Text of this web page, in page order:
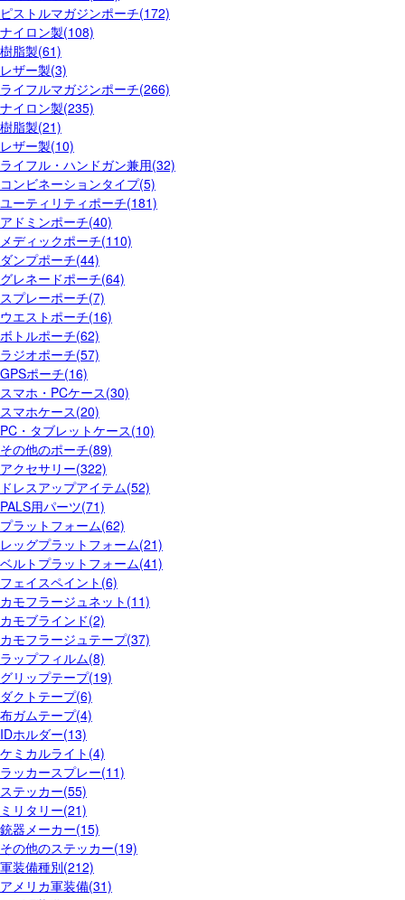
ピストルマガジンポーチ(172)
ナイロン製(108)
樹脂製(61)
レザー製(3)
ライフルマガジンポーチ(266)
ナイロン製(235)
樹脂製(21)
レザー製(10)
ライフル・ハンドガン兼用(32)
コンビネーションタイプ(5)
ユーティリティポーチ(181)
アドミンポーチ(40)
メディックポーチ(110)
ダンプポーチ(44)
グレネードポーチ(64)
スプレーポーチ(7)
ウエストポーチ(16)
ボトルポーチ(62)
ラジオポーチ(57)
GPSポーチ(16)
スマホ・PCケース(30)
スマホケース(20)
PC・タブレットケース(10)
その他のポーチ(89)
アクセサリー(322)
ドレスアップアイテム(52)
PALS用パーツ(71)
プラットフォーム(62)
レッグプラットフォーム(21)
ベルトプラットフォーム(41)
フェイスペイント(6)
カモフラージュネット(11)
カモブラインド(2)
カモフラージュテープ(37)
ラップフィルム(8)
グリップテープ(19)
ダクトテープ(6)
布ガムテープ(4)
IDホルダー(13)
ケミカルライト(4)
ラッカースプレー(11)
ステッカー(55)
ミリタリー(21)
銃器メーカー(15)
その他のステッカー(19)
軍装備種別(212)
アメリカ軍装備(31)